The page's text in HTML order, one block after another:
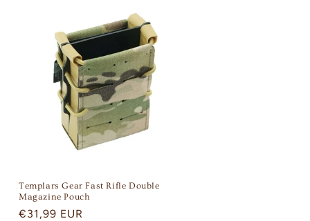
Templars Gear Fast Rifle Double
Magazine Pouch
Regular
€31,99 EUR